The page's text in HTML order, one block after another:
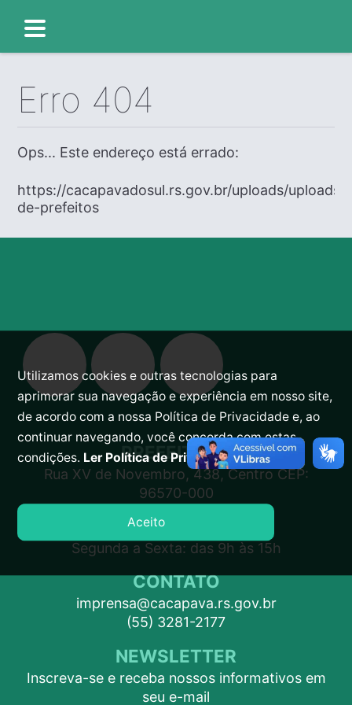
Erro 404
Ops... Este endereço está errado:
https://cacapavadosul.rs.gov.br/uploads/
de-prefeitos
PREFEITURA
Rua XV de Novembro, 438, Centro CEP:
96570-000
ATENDIMENTO
Segunda a Sexta: das 9h às 15h
CONTATO
imprensa@cacapava.rs.gov.br
(55) 3281-2177
NEWSLETTER
Inscreva-se e receba nossos informativos em
seu e-mail
Utilizamos cookies e outras tecnologias para
aprimorar sua navegação e experiência em nosso site,
de acordo com a nossa Política de Privacidade e, ao
continuar navegando, você concorda com estas
condições. Ler Política de Privacidade.
Aceito